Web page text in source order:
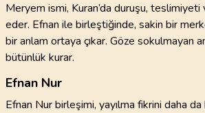
Meryem ismi, Kuran’da duruşu,
eder. Efnan ile birleştiğinde, sakin bir
bir anlam ortaya çıkar. Göze sokulmayan
bütünlük kurar.
Efnan Nur
Efnan Nur birleşimi, yayılma fikrini daha